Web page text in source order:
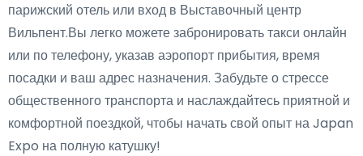
парижский отель или вход в Выставочный центр
Вильпент.Вы легко можете забронировать такси онлайн
или по телефону, указав аэропорт прибытия, время
посадки и ваш адрес назначения. Забудьте о стрессе
общественного транспорта и наслаждайтесь приятной и
комфортной поездкой, чтобы начать свой опыт на Japan
Expo на полную катушку!